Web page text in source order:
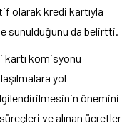
olarak kredi kartıyla
sunulduğunu da belirtti.
kartı komisyonu
yol
önemini
ve alınan ücretler